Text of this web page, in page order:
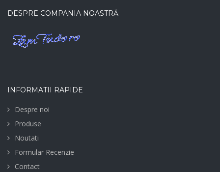
DESPRE COMPANIA NOASTRĂ
INFORMATII RAPIDE
Despre noi
Produse
Noutati
Formular Recenzie
Contact